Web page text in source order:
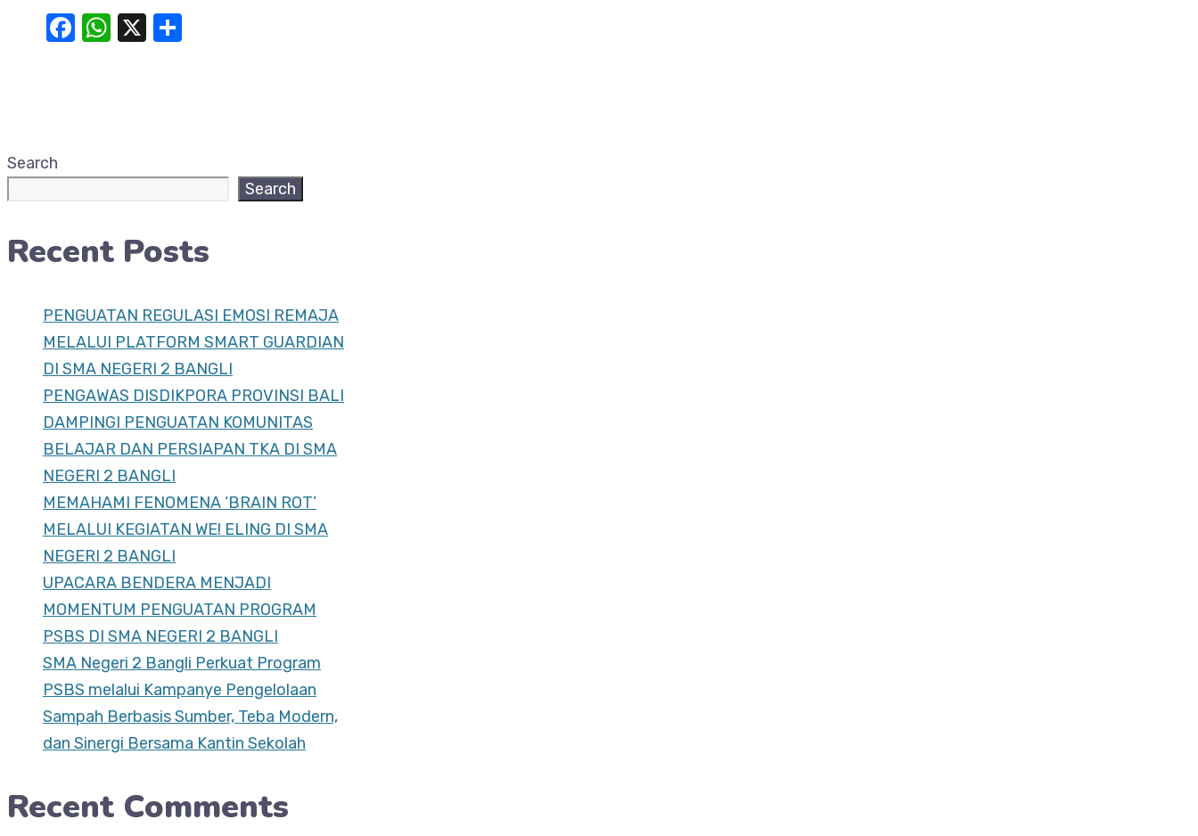
Facebook
WhatsApp
X
Search
Search
Recent Posts
PENGUATAN REGULASI EMOSI REMAJA
MELALUI PLATFORM SMART GUARDIAN
DI SMA NEGERI 2 BANGLI
PENGAWAS DISDIKPORA PROVINSI BALI
DAMPINGI PENGUATAN KOMUNITAS
BELAJAR DAN PERSIAPAN TKA DI SMA
NEGERI 2 BANGLI
MEMAHAMI FENOMENA ‘BRAIN ROT’
MELALUI KEGIATAN WE! ELING DI SMA
NEGERI 2 BANGLI
UPACARA BENDERA MENJADI
MOMENTUM PENGUATAN PROGRAM
PSBS DI SMA NEGERI 2 BANGLI
SMA Negeri 2 Bangli Perkuat Program
PSBS melalui Kampanye Pengelolaan
Sampah Berbasis Sumber, Teba Modern,
dan Sinergi Bersama Kantin Sekolah
Recent Comments